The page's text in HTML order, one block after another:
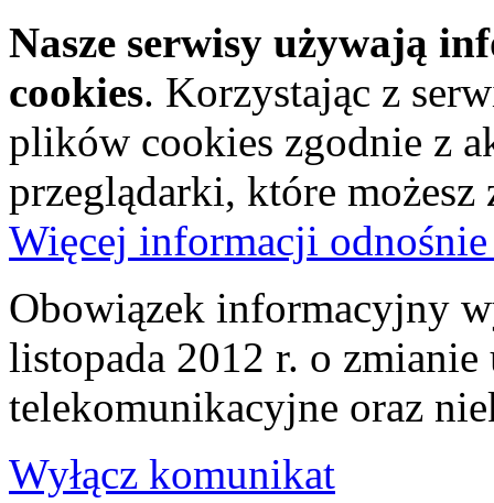
Nasze serwisy używają
cookies. Korzystając z
plików cookies zgodnie z
przeglądarki, które
Więcej informacji
Obowiązek informacyjny
listopada 2012 r. o zmianie
telekomunikacyjne oraz
Wyłącz komunikat